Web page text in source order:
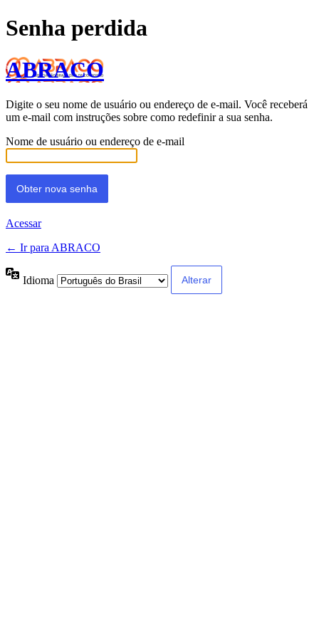
Senha perdida
ABRACO
Digite o seu nome de usuário ou endereço de e-mail. Você receberá
um e-mail com instruções sobre como redefinir a sua senha.
Nome de usuário ou endereço de e-mail
Acessar
← Ir para ABRACO
Idioma